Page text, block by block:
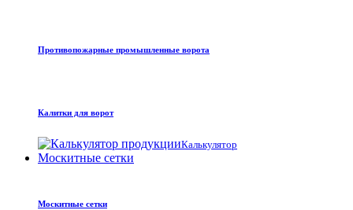
Противопожарные промышленные ворота
Калитки для ворот
Калькулятор
Москитные сетки
Москитные сетки